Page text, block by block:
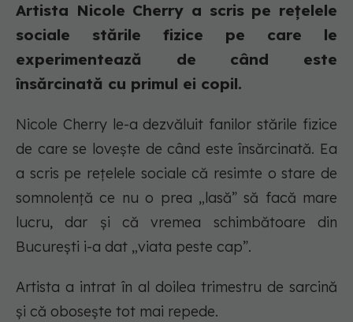
Artista Nicole Cherry a scris pe rețelele
sociale stările fizice pe care le
experimentează de când este
însărcinată cu primul ei copil.
Nicole Cherry le-a dezvăluit fanilor stările fizice
de care se lovește de când este însărcinată. Ea
a scris pe rețelele sociale că resimte o stare de
somnolență ce nu o prea „lasă” să facă mare
lucru, dar și că vremea schimbătoare din
București i-a dat „viata peste cap”.
Artista a intrat în al doilea trimestru de sarcină
și că obosește tot mai repede.